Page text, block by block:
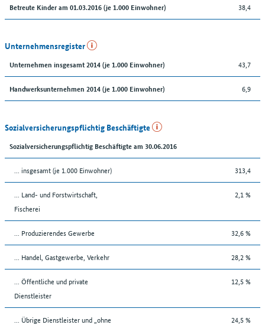
Betreute Kinder am 01.03.2016 (je 1.000 Einwohner) 38,4
Unternehmensregister
Unternehmen insgesamt 2014 (je 1.000 Einwohner) 43,7
Handwerksunternehmen 2014 (je 1.000 Einwohner) 6,9
Sozialversicherungspflichtig Beschäftigte
Sozialversicherungspflichtig Beschäftigte am 30.06.2016
... insgesamt (je 1.000 Einwohner) 313,4
... Land- und Forstwirtschaft,
Fischerei
2,1 %
... Produzierendes Gewerbe 32,6 %
... Handel, Gastgewerbe, Verkehr 28,2 %
... Öffentliche und private
Dienstleister
12,5 %
... Übrige Dienstleister und „ohne
24,5 %